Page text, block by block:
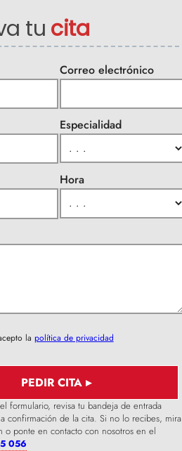
tu cita
Correo electrónico
Especialidad
Hora
la política de privacidad
formulario, revisa tu bandeja de entrada
confirmación de la cita. Si no lo recibes, mira
o ponte en contacto con nosotros en el
056